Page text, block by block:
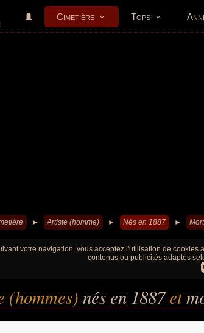
Cimetière Tops
► Artiste (homme) ► Nés en 1887 ►
votre navigation, vous acceptez l'utilisation de
contenus ou publicités adaptés
(hommes) nés en 1887et